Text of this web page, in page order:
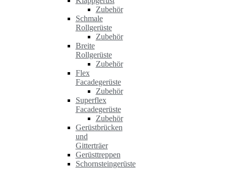
Zubehör
Schmale
Rollgerüste
Zubehör
Breite
Rollgerüste
Zubehör
Flex
Facadegerüste
Zubehör
Superflex
Facadegerüste
Zubehör
Gerüstbrücken
und
Gitterträer
Gerüsttreppen
Schornsteingerüste